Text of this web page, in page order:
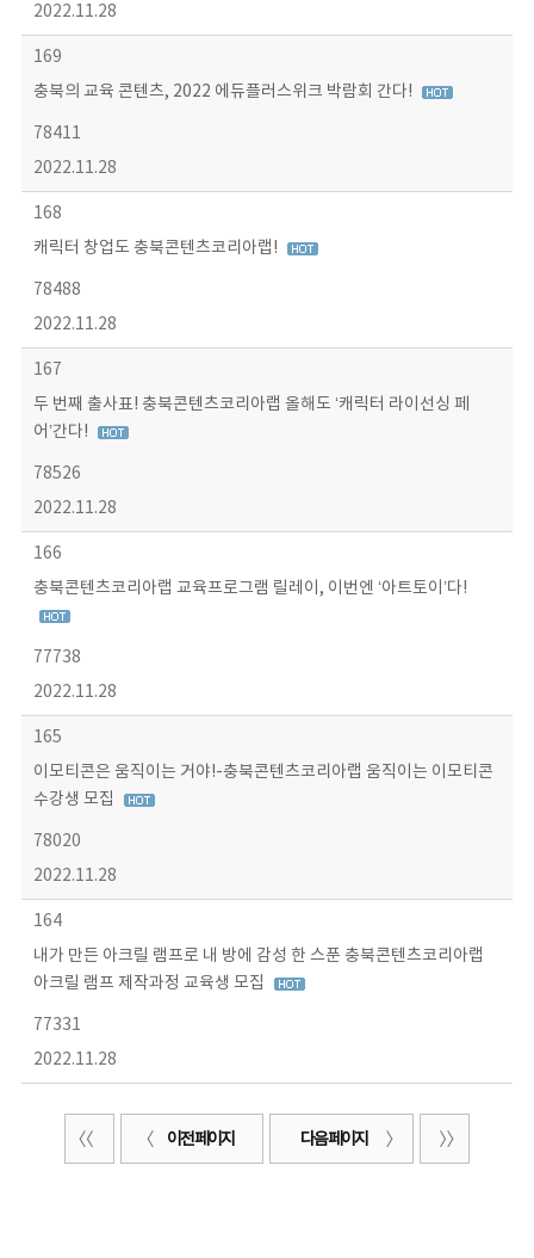
2022.11.28
169
충북의 교육 콘텐츠, 2022 에듀플러스위크 박람회 간다!
78411
2022.11.28
168
캐릭터 창업도 충북콘텐츠코리아랩!
78488
2022.11.28
167
두 번째 출사표! 충북콘텐츠코리아랩 올해도 ‘캐릭터 라이선싱 페
어’간다!
78526
2022.11.28
166
충북콘텐츠코리아랩 교육프로그램 릴레이, 이번엔 ‘아트토이’다!
77738
2022.11.28
165
이모티콘은 움직이는 거야!-충북콘텐츠코리아랩 움직이는 이모티콘
수강생 모집
78020
2022.11.28
164
내가 만든 아크릴 램프로 내 방에 감성 한 스푼 충북콘텐츠코리아랩
아크릴 램프 제작과정 교육생 모집
77331
2022.11.28
이전 페이지 다음 페이지